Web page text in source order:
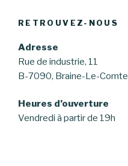
RETROUVEZ-NOUS
Adresse
Rue de industrie, 11
B-7090, Braine-Le-Comte
Heures d’ouverture
Vendredi à partir de 19h